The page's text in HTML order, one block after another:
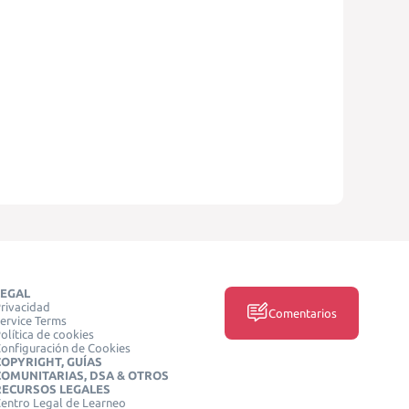
Terms
de cookies
de Cookies
GUÍAS
DSA & OTROS
LEGALES
Legal de Learneo
Comentarios